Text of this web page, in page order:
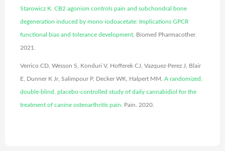
Starowicz K. CB2 agonism controls pain and subchondral bone
degeneration induced by mono-iodoacetate: Implications GPCR
functional bias and tolerance development . Biomed Pharmacother.
2021.
Verrico CD, Wesson S, Konduri V, Hofferek CJ, Vazquez-Perez J, Blair
E, Dunner K Jr, Salimpour P, Decker WK, Halpert MM. A randomized,
double-blind, placebo-controlled study of daily cannabidiol for the
treatment of canine osteoarthritis pain . Pain. 2020.